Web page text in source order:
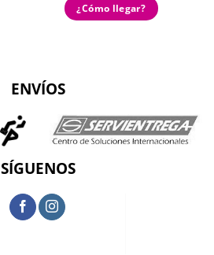
¿Cómo llegar?
ENVÍOS
SÍGUENOS